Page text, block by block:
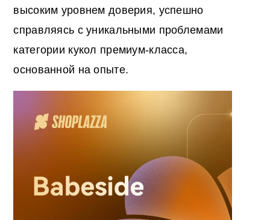
высоким уровнем доверия, успешно
справляясь с уникальными проблемами
категории кукол премиум-класса,
основанной на опыте.